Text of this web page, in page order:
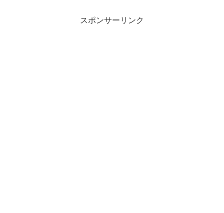
スポンサーリンク